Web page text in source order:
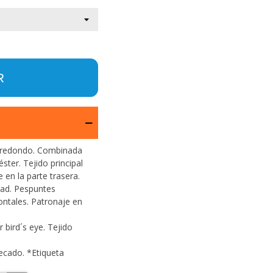
Combinada
Tejido principal
en la parte trasera.
Pespuntes
Patronaje en
eye. Tejido
*Etiqueta